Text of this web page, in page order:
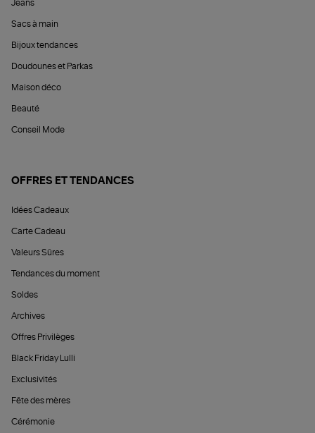
Jeans
Sacs à main
Bijoux tendances
Doudounes et Parkas
Maison déco
Beauté
Conseil Mode
OFFRES ET TENDANCES
Idées Cadeaux
Carte Cadeau
Valeurs Sûres
Tendances du moment
Soldes
Archives
Offres Privilèges
Black Friday Lulli
Exclusivités
Fête des mères
Cérémonie